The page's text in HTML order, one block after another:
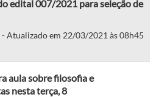
edital 007/2021 para seleção de
Atualizado em 22/03/2021 às 08h45
aula sobre filosofia e
nesta terça, 8